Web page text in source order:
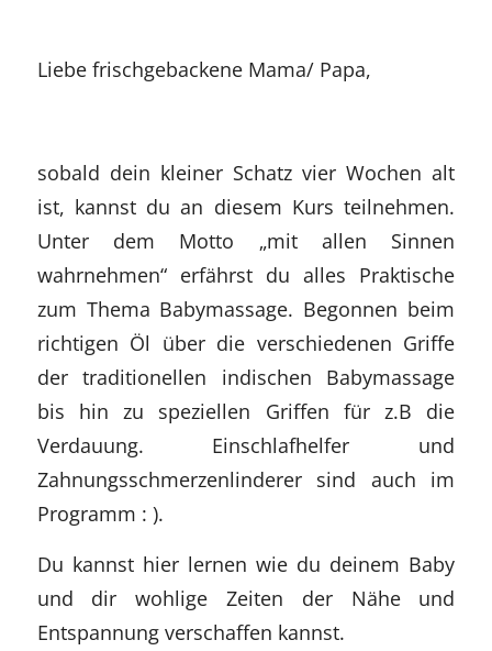
Liebe frischgebackene Mama/ Papa,
sobald dein kleiner Schatz vier Wochen alt
ist, kannst du an diesem Kurs teilnehmen.
Unter dem Motto „mit allen Sinnen
wahrnehmen“ erfährst du alles Praktische
zum Thema Babymassage. Begonnen beim
richtigen Öl über die verschiedenen Griffe
der traditionellen indischen Babymassage
bis hin zu speziellen Griffen für z.B die
Verdauung. Einschlafhelfer und
Zahnungsschmerzenlinderer sind auch im
Programm : ).
Du kannst hier lernen wie du deinem Baby
und dir wohlige Zeiten der Nähe und
Entspannung verschaffen kannst.